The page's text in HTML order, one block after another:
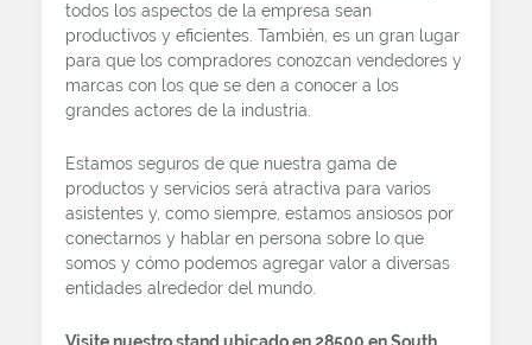
todos los aspectos de la empresa sean
productivos y eficientes. También, es un gran lugar
para que los compradores conozcan vendedores y
marcas con los que se den a conocer a los
grandes actores de la industria.
Estamos seguros de que nuestra gama de
productos y servicios será atractiva para varios
asistentes y, como siempre, estamos ansiosos por
conectarnos y hablar en persona sobre lo que
somos y cómo podemos agregar valor a diversas
entidades alrededor del mundo.